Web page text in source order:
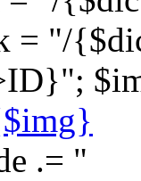
= "/
.= "